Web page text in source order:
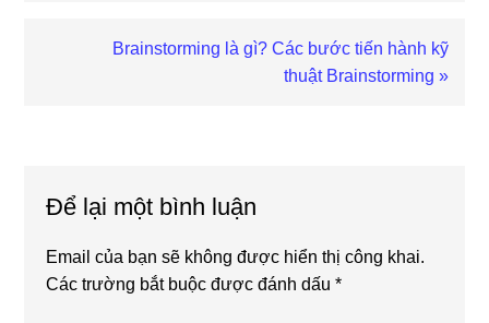
Next
Brainstorming là gì? Các bước tiến hành kỹ
thuật Brainstorming »
Để lại một bình luận
Email của bạn sẽ không được hiển thị công khai.
Các trường bắt buộc được đánh dấu*